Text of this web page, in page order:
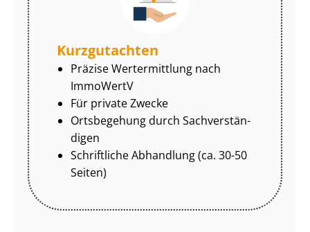
Kurzgutachten
Präzise Wertermittlung nach
ImmoWertV
Für private Zwecke
Ortsbegehung durch Sach­ver­stän­
di­gen
Schriftliche Abhandlung (ca. 30-50
Seiten)